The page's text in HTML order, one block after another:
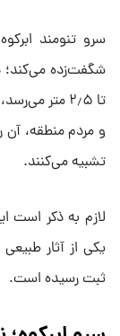
تا ۲٫۵ متر
و مردم منطقه، آن
تشبیه می‌کنند.
لازم به ذکر است
ثبت رسیده است.